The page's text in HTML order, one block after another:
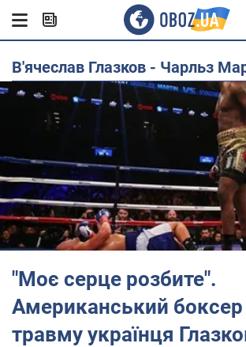
В'ячеслав Глазков - Чарльз
"Моє серце розбите".
Американський боксер
травму українця